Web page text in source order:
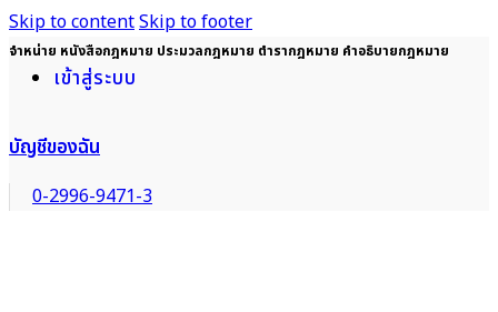
Skip to contentSkip to footer
จำหน่าย หนังสือกฎหมาย ประมวลกฎหมาย ตำรากฎหมาย คำอธิบายกฎหมาย
เข้าสู่ระบบ
บัญชีของฉัน
0-2996-9471-3